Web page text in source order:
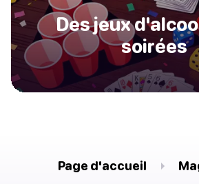
Des jeux
soirées
Page d'accueil